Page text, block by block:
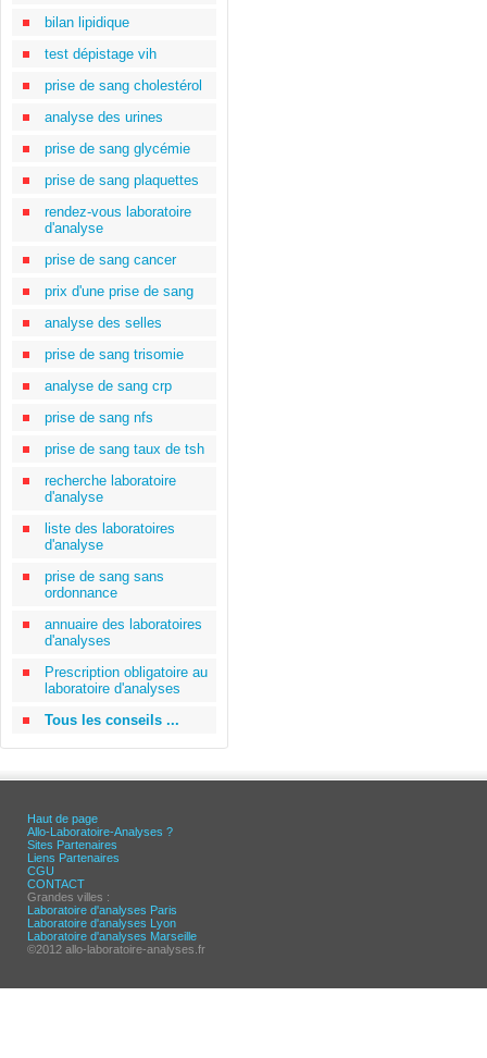
bilan lipidique
test dépistage vih
prise de sang cholestérol
analyse des urines
prise de sang glycémie
prise de sang plaquettes
rendez-vous laboratoire
d'analyse
prise de sang cancer
prix d'une prise de sang
analyse des selles
prise de sang trisomie
analyse de sang crp
prise de sang nfs
prise de sang taux de tsh
recherche laboratoire
d'analyse
liste des laboratoires
d'analyse
prise de sang sans
ordonnance
annuaire des laboratoires
d'analyses
Prescription obligatoire au
laboratoire d'analyses
Tous les conseils ...
Haut de page
Allo-Laboratoire-Analyses ?
Sites Partenaires
Liens Partenaires
CGU
CONTACT
Grandes villes :
Laboratoire d'analyses Paris
Laboratoire d'analyses Lyon
Laboratoire d'analyses Marseille
©2012 allo-laboratoire-analyses.fr